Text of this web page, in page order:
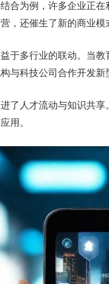
合为例，许多企业正
，还催生了新的商业
于多行业的联动。当
与科技公司合作开发
了人才流动与知识共
用。